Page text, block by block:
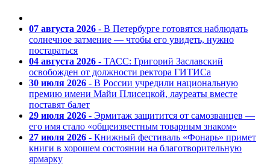
07 августа 2026 - В Петербурге готовятся наблюдать
солнечное затмение — чтобы его увидеть, нужно
постараться
04 августа 2026 - ТАСС: Григорий Заславский
освобожден от должности ректора ГИТИСа
30 июля 2026 - В России учредили национальную
премию имени Майи Плисецкой, лауреаты вместе
поставят балет
29 июля 2026 - Эрмитаж защитится от самозванцев —
его имя стало «общеизвестным товарным знаком»
27 июля 2026 - Книжный фестиваль «Фонарь» примет
книги в хорошем состоянии на благотворительную
ярмарку